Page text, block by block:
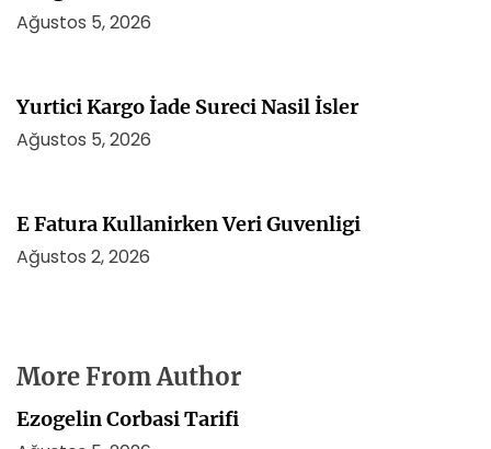
Ağustos 5, 2026
Yurtici Kargo İade Sureci Nasil İsler
Ağustos 5, 2026
E Fatura Kullanirken Veri Guvenligi
Ağustos 2, 2026
More From Author
Ezogelin Corbasi Tarifi